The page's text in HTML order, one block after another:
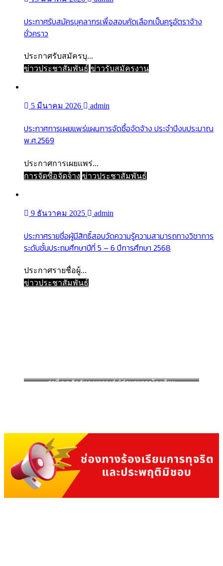
ประกาศรับสมัครบุคลากรเพื่อสอบคัดเลือกเป็นครูอัตราจ้าง
ชั่วคราว
ประกาศรับสมัครบุ...
ข่าวประชาสัมพันธ์ ข่าวรับสมัครงาน
5 มีนาคม 2026 admin
ประกาศการเผยแพร่แผนการจัดซื้อจัดจ้าง ประจำปีงบประมาณ
พ.ศ.2569
ประกาศการเผยแพร่...
การจัดซื้อจัดจ้าง ข่าวประชาสัมพันธ์
9 ธันวาคม 2025 admin
ประกาศรายชื่อผู้มีสิทธิ์สอบวัดความรู้ความสามารถทางวิชาการ
ระดับชั้นประถมศึกษาปีที่ 5 – 6 ปีการศึกษา 2568
ประกาศรายชื่อผู้...
ข่าวประชาสัมพันธ์
ว่าที่ ร.อ.จิรภัทร มหาวงค์ ผู้อำนวยการโรงเรียน